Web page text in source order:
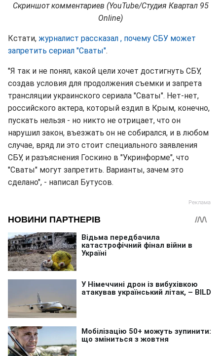
Скриншот комментариев (YouTube/Студия Квартал 95
Online)
Кстати, журналист рассказал , почему СБУ может
запретить сериал "Сваты".
"Я так и не понял, какой цели хочет достигнуть СБУ,
создав условия для продолжения съемки и запрета
трансляции украинского сериала "Сваты". Нет-нет,
российского актера, который ездил в Крым, конечно,
пускать нельзя - но никто не отрицает, что он
нарушил закон, въезжать он не собирался, и в любом
случае, вряд ли это стоит специального заявления
СБУ, и разъяснения Госкино в "Укринформе", что
"Сваты" могут запретить. Варианты, зачем это
сделано", - написал Бутусов.